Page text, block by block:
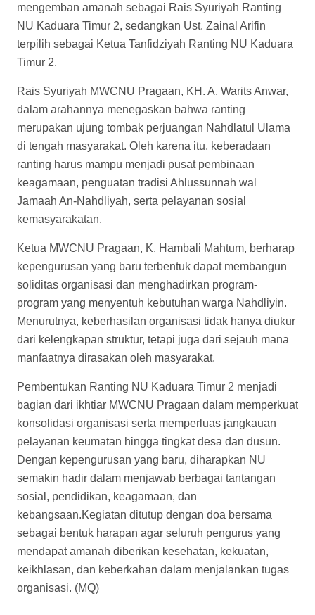
mengemban amanah sebagai Rais Syuriyah Ranting
NU Kaduara Timur 2, sedangkan Ust. Zainal Arifin
terpilih sebagai Ketua Tanfidziyah Ranting NU Kaduara
Timur 2.
Rais Syuriyah MWCNU Pragaan, KH. A. Warits Anwar,
dalam arahannya menegaskan bahwa ranting
merupakan ujung tombak perjuangan Nahdlatul Ulama
di tengah masyarakat. Oleh karena itu, keberadaan
ranting harus mampu menjadi pusat pembinaan
keagamaan, penguatan tradisi Ahlussunnah wal
Jamaah An-Nahdliyah, serta pelayanan sosial
kemasyarakatan.
Ketua MWCNU Pragaan, K. Hambali Mahtum, berharap
kepengurusan yang baru terbentuk dapat membangun
soliditas organisasi dan menghadirkan program-
program yang menyentuh kebutuhan warga Nahdliyin.
Menurutnya, keberhasilan organisasi tidak hanya diukur
dari kelengkapan struktur, tetapi juga dari sejauh mana
manfaatnya dirasakan oleh masyarakat.
Pembentukan Ranting NU Kaduara Timur 2 menjadi
bagian dari ikhtiar MWCNU Pragaan dalam memperkuat
konsolidasi organisasi serta memperluas jangkauan
pelayanan keumatan hingga tingkat desa dan dusun.
Dengan kepengurusan yang baru, diharapkan NU
semakin hadir dalam menjawab berbagai tantangan
sosial, pendidikan, keagamaan, dan
kebangsaan.Kegiatan ditutup dengan doa bersama
sebagai bentuk harapan agar seluruh pengurus yang
mendapat amanah diberikan kesehatan, kekuatan,
keikhlasan, dan keberkahan dalam menjalankan tugas
organisasi. (MQ)